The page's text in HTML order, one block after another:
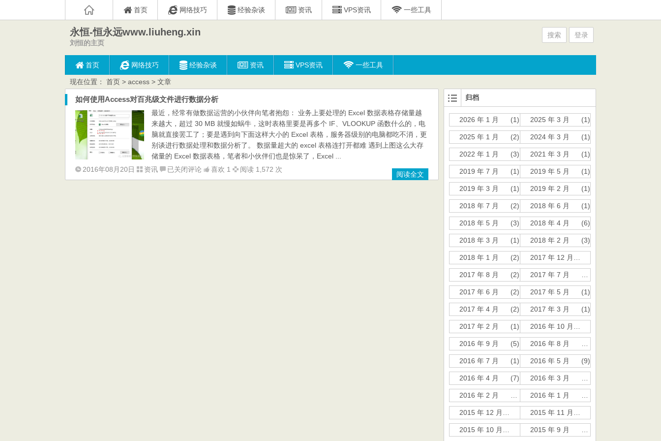
首页 网络技巧 经验杂谈 资讯 VPS资讯 一些工具
永恒-恒永远www.liuheng.xin
刘恒的主页
搜索 登录
首页 网络技巧 经验杂谈 资讯 VPS资讯 一些工具
现在位置： 首页 > access > 文章
如何使用Access对百兆级文件进行数据分析
最近，经常有做数据运营的小伙伴向笔者抱怨： 业务上要处理的 Excel 数据表格存储量越
来越大，超过 30 MB 就慢如蜗牛，这时表格里要是再多个 IF、VLOOKUP 函数什么的，电
脑就直接罢工了；要是遇到向下面这样大小的 Excel 表格，服务器级别的电脑都吃不消，更
别谈进行数据处理和数据分析了。 数据量超大的 excel 表格连打开都难 遇到上图这么大存
储量的 Excel 数据表格，笔者和小伙伴们也是惊呆了，Excel ...
2016年08月20日
资讯
如
何
已关闭评论 喜欢 1 阅读 1,572 次
阅读全文
归档
2026 年 1 月 (1) 2025 年 3 月 (1)
2025 年 1 月 (2) 2024 年 3 月 (1)
2022 年 1 月 (3) 2021 年 3 月 (1)
2019 年 7 月 (1) 2019 年 5 月 (1)
2019 年 3 月 (1) 2019 年 2 月 (1)
2018 年 7 月 (2) 2018 年 6 月 (1)
2018 年 5 月 (3) 2018 年 4 月 (6)
2018 年 3 月 (1) 2018 年 2 月 (3)
2018 年 1 月 (2)
2017 年 8 月 (2) 2017 年 7 月
2017 年 6 月 (2) 2017 年 5 月 (1)
2017 年 4 月 (2) 2017 年 3 月 (1)
2017 年 2 月 (1)
2016 年 9 月 (5) 2016 年 8 月
2016 年 7 月 (1) 2016 年 5 月 (9)
2016 年 4 月 (7) 2016 年 3 月
2016 年 2 月 2016 年 1 月
2015 年 9 月